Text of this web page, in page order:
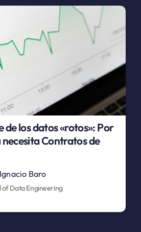
de los datos «rotos»: Por
Contratos de
Ignacio Baro
of Data Engineering